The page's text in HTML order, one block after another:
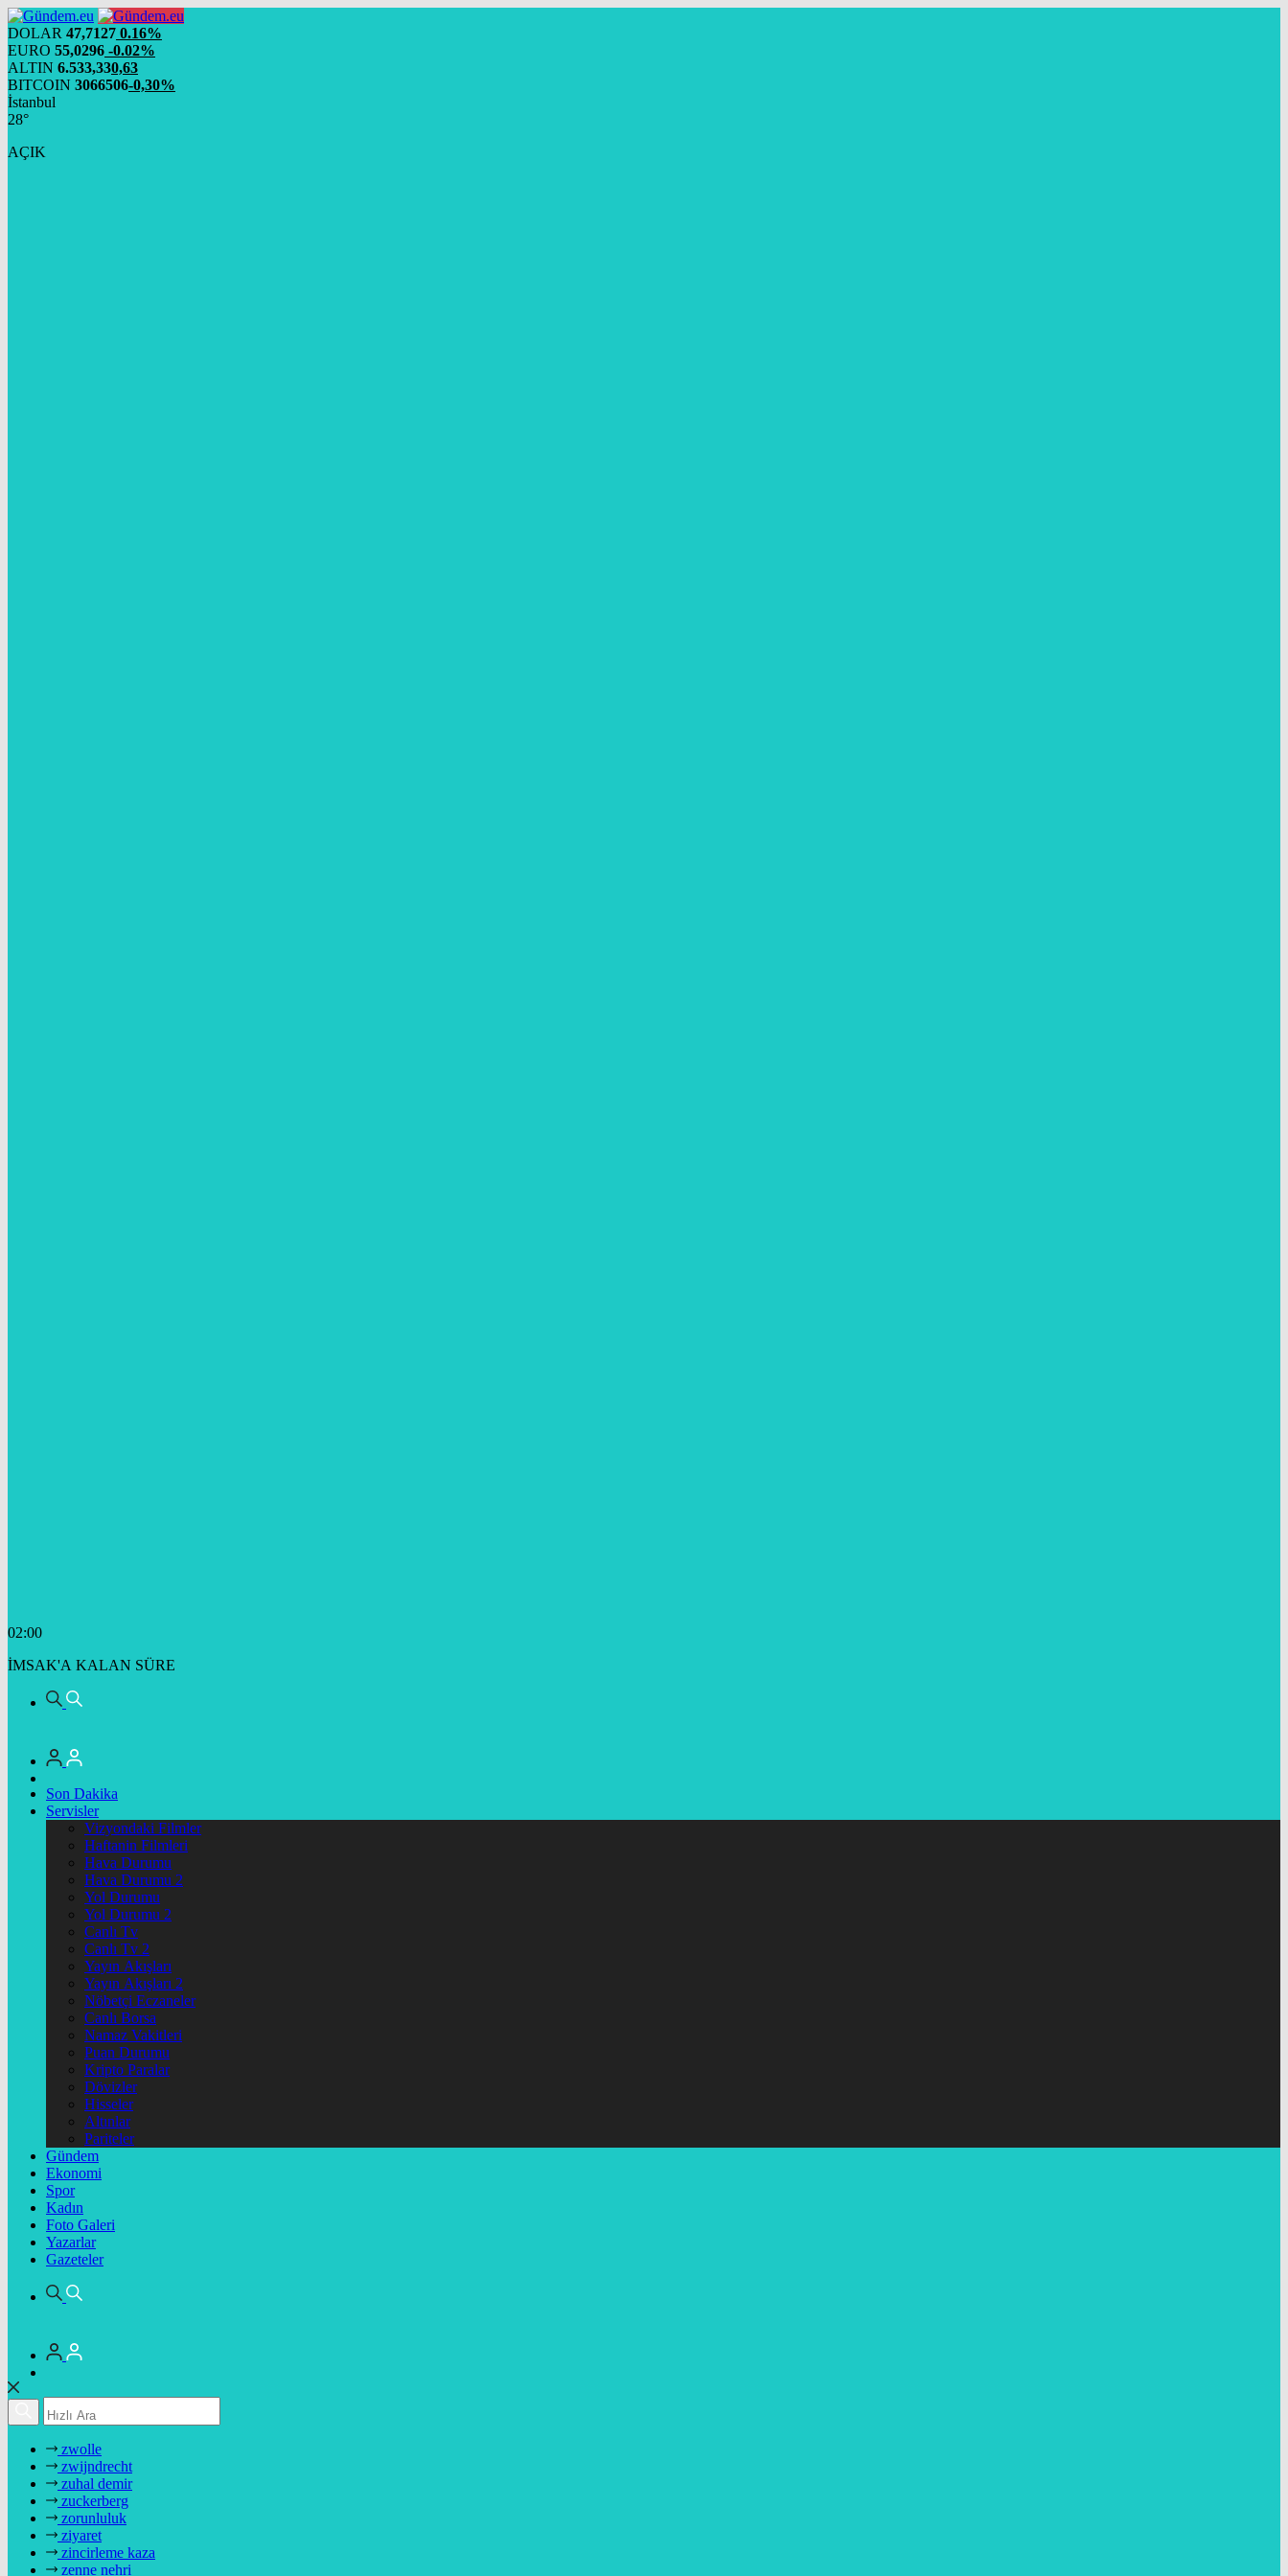
DOLAR 47,7127 0.16%
EURO 55,0296 -0.02%
ALTIN 6.533,330,63
BITCOIN 3066506-0,30%
İstanbul
28°
AÇIK
02:00
İMSAK'A KALAN SÜRE
Son Dakika
Servisler
Vizyondaki Filmler
Haftanin Filmleri
Hava Durumu
Hava Durumu 2
Yol Durumu
Yol Durumu 2
Canlı Tv
Canlı Tv 2
Yayın Akışları
Yayın Akışları 2
Nöbetçi Eczaneler
Canlı Borsa
Namaz Vakitleri
Puan Durumu
Kripto Paralar
Dövizler
Hisseler
Altınlar
Pariteler
Gündem
Ekonomi
Spor
Kadın
Foto Galeri
Yazarlar
Gazeteler
zwolle
zwijndrecht
zuhal demir
zuckerberg
zorunluluk
ziyaret
zincirleme kaza
zenne nehri